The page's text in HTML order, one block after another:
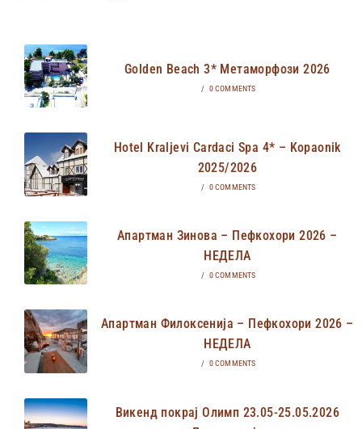
Golden Beach 3* Метаморфози 2026
/ 0 COMMENTS
Hotel Kraljevi Cardaci Spa 4* – Kopaonik
2025/2026
/ 0 COMMENTS
Апартман Зинова – Пефкохори 2026 –
НЕДЕЛА
/ 0 COMMENTS
Апартман Филоксенија – Пефкохори 2026 –
НЕДЕЛА
/ 0 COMMENTS
Викенд покрај Олимп 23.05-25.05.2026